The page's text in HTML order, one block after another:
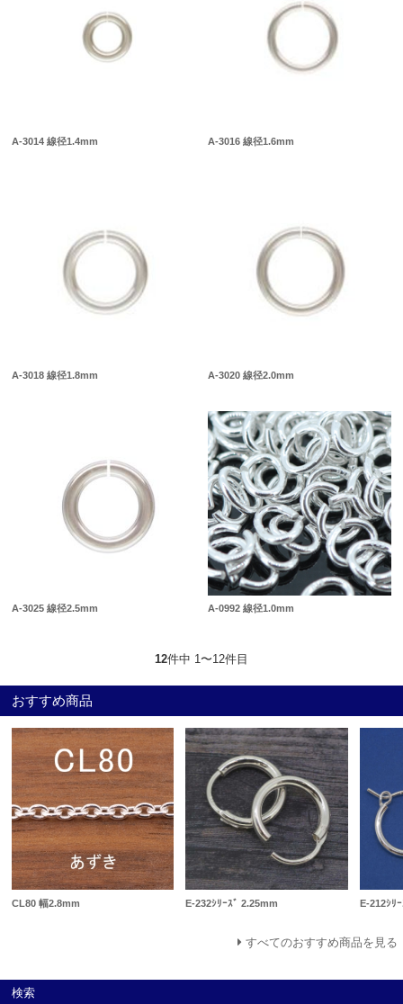
A-3014 線径1.4mm A-3016 線径1.6mm
A-3018 線径1.8mm A-3020 線径2.0mm
A-3025 線径2.5mm A-0992 線径1.0mm
12件中 1〜12件目
おすすめ商品
CL80 幅2.8mm E-232ｼﾘｰｽﾞ 2.25mm E-212ｼﾘ
すべてのおすすめ商品を見る
検索